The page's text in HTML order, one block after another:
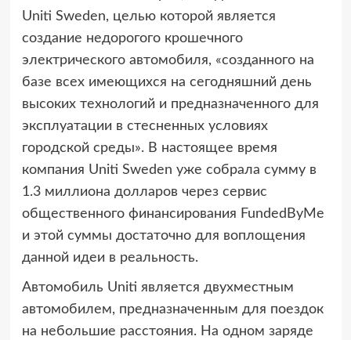
Uniti Sweden, целью которой является
создание недорогого крошечного
электрического автомобиля, «созданного на
базе всех имеющихся на сегодняшний день
высоких технологий и предназначенного для
эксплуатации в стесненных условиях
городской среды». В настоящее время
компания Uniti Sweden уже собрала сумму в
1.3 миллиона долларов через сервис
общественного финансирования FundedByMe
и этой суммы достаточно для воплощения
данной идеи в реальность.
Автомобиль Uniti является двухместным
автомобилем, предназначенным для поездок
на небольшие расстояния. На одном заряде